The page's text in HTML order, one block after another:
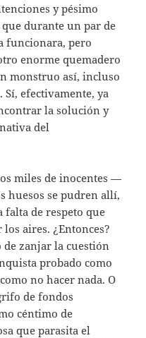
y pésimo
durante un par de
funcionara, pero
enorme quemadero
monstruo así, incluso
Sí, efectivamente, ya
la solución y
del
miles de inocentes —
huesos se pudren allí,
falta de respeto que
aires. ¿Entonces?
zanjar la cuestión
probado como
no hacer nada. O
de fondos
céntimo de
que parasita el